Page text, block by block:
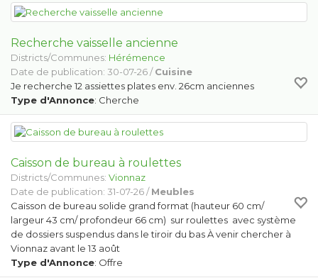
Recherche vaisselle ancienne
Districts/Communes: Hérémence
Date de publication: 30-07-26 /Cuisine
Je recherche 12 assiettes plates env. 26cm anciennes
Type d'Annonce: Cherche
Caisson de bureau à roulettes
Districts/Communes: Vionnaz
Date de publication: 31-07-26 /Meubles
Caisson de bureau solide grand format (hauteur 60 cm/
largeur 43 cm/ profondeur 66 cm) sur roulettes avec système
de dossiers suspendus dans le tiroir du bas À venir chercher à
Vionnaz avant le 13 août
Type d'Annonce: Offre